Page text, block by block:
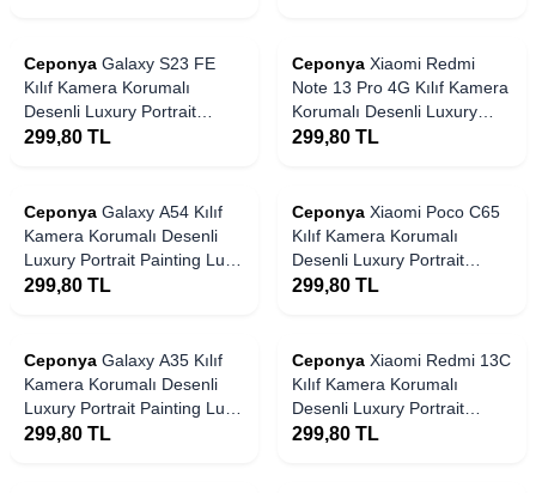
Ceponya Galaxy S23 FE
Kılıf Kamera Korumalı
Desenli Luxury Portrait
Painting Lusi Kapak
299,80 TL
Ceponya Xiaomi Redmi
Note 13 Pro 4G Kılıf Kamera
Korumalı Desenli Luxury
Portrait Painting Lusi Kapak
299,80 TL
Ceponya Galaxy A54 Kılıf
Kamera Korumalı Desenli
Luxury Portrait Painting Lusi
Kapak
299,80 TL
Ceponya Xiaomi Poco C65
Kılıf Kamera Korumalı
Desenli Luxury Portrait
Painting Lusi Kapak
299,80 TL
Ceponya Galaxy A35 Kılıf
Kamera Korumalı Desenli
Luxury Portrait Painting Lusi
Kapak
299,80 TL
Ceponya Xiaomi Redmi 13C
Kılıf Kamera Korumalı
Desenli Luxury Portrait
Painting Lusi Kapak
299,80 TL